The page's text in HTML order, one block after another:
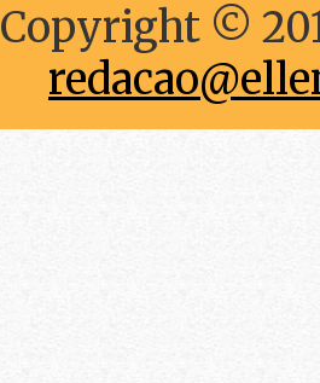
Copyright ©